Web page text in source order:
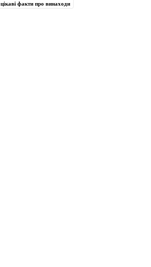
цікаві факти про винаходи